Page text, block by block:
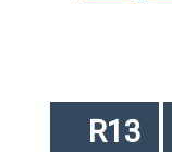
R13